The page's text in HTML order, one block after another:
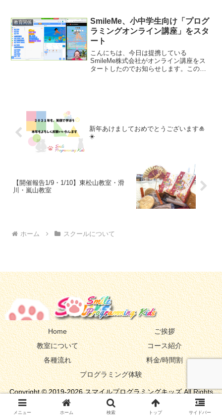
教育関係
SmileMe、小中学生向け「プログ
ラミングオンライン講座」をスタ
ート
こんにちは、今日は提携している
SmileMe株式会社がオンライン講座をス
タートしたのでお知らせします。このオ
新年あけましておめでとうございます🎍
☀️
【開催報告1/9・1/10】東松山教室・滑
川・嵐山教室
ホーム スクールについて
Home
ご挨拶
教室について
コース紹介
各種流れ
料金/時間割
プログラミング体験
Copyright © 2019-2026 スマイルプログラミングキッズ All Rights
Reserved.
メニュー ホーム 検索 トップ サイドバー